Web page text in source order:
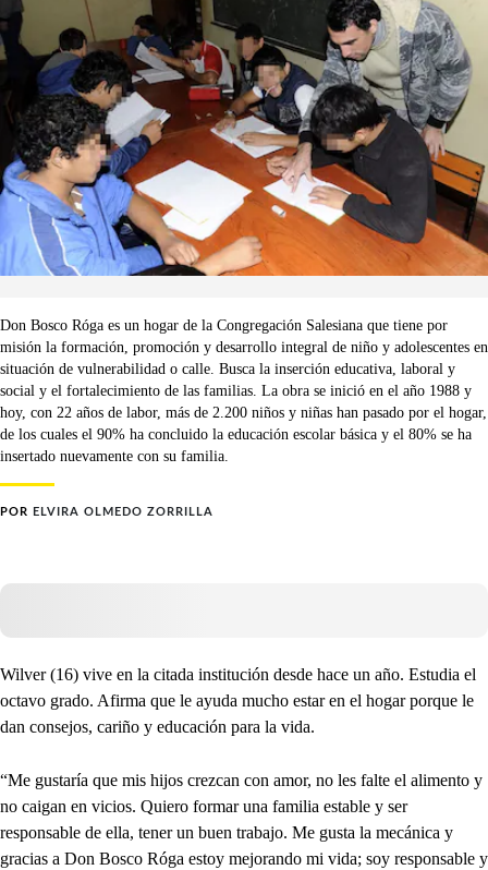
Don Bosco Róga es un hogar de la Congregación Salesiana que tiene por
misión la formación, promoción y desarrollo integral de niño y adolescentes en
situación de vulnerabilidad o calle. Busca la inserción educativa, laboral y
social y el fortalecimiento de las familias. La obra se inició en el año 1988 y
hoy, con 22 años de labor, más de 2.200 niños y niñas han pasado por el hogar,
de los cuales el 90% ha concluido la educación escolar básica y el 80% se ha
insertado nuevamente con su familia.
POR ELVIRA OLMEDO ZORRILLA
Wilver (16) vive en la citada institución desde hace un año. Estudia el
octavo grado. Afirma que le ayuda mucho estar en el hogar porque le
dan consejos, cariño y educación para la vida.
“Me gustaría que mis hijos crezcan con amor, no les falte el alimento y
no caigan en vicios. Quiero formar una familia estable y ser
responsable de ella, tener un buen trabajo. Me gusta la mecánica y
gracias a Don Bosco Róga estoy mejorando mi vida; soy responsable y